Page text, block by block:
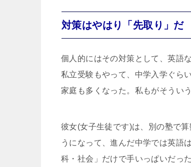
対策はやはり「先取り」だ
個人的にはその対策として、英語
私立受験もやって、中学入学ぐら
家庭も多くなった。私もがそうい
彼女(女子生徒です)は、別の塾で
うになって、進んだ中学では英語
科・社会」だけで手いっぱいだっ